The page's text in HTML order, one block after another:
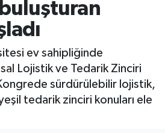
buluşturan
ev sahipliğinde
Lojistik ve Tedarik Zinciri
sürdürülebilir lojistik,
tedarik zinciri konuları ele